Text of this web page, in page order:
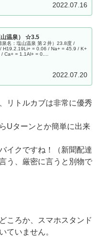
2022.07.16
山温泉） ☆3.5
泉名：塩山温泉 第２井）23.8度 /
H19.2.19Li+ = 0.06 / Na+ = 45.9 / K+
Ca+ = 1.1Al+ = 0....
2022.07.20
リトルカブは非常に優秀
Uターンとか簡単に出来
イクですね！（新聞配達
う、厳密に言うと別物で
ころか、スマホスタンド
ていません。